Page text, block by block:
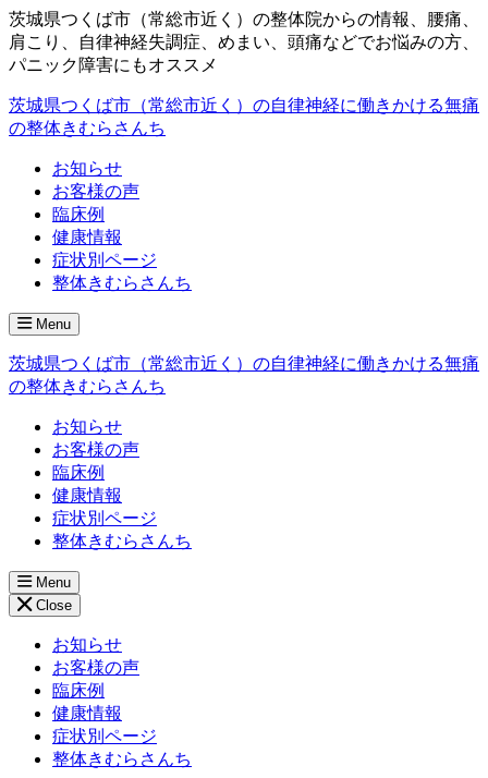
茨城県つくば市（常総市近く）の整体院からの情報、腰痛、
肩こり、自律神経失調症、めまい、頭痛などでお悩みの方、
パニック障害にもオススメ
茨城県つくば市（常総市近く）の自律神経に働きかける無痛
の整体きむらさんち
お知らせ
お客様の声
臨床例
健康情報
症状別ページ
整体きむらさんち
Menu
茨城県つくば市（常総市近く）の自律神経に働きかける無痛
の整体きむらさんち
お知らせ
お客様の声
臨床例
健康情報
症状別ページ
整体きむらさんち
Menu
Close
お知らせ
お客様の声
臨床例
健康情報
症状別ページ
整体きむらさんち